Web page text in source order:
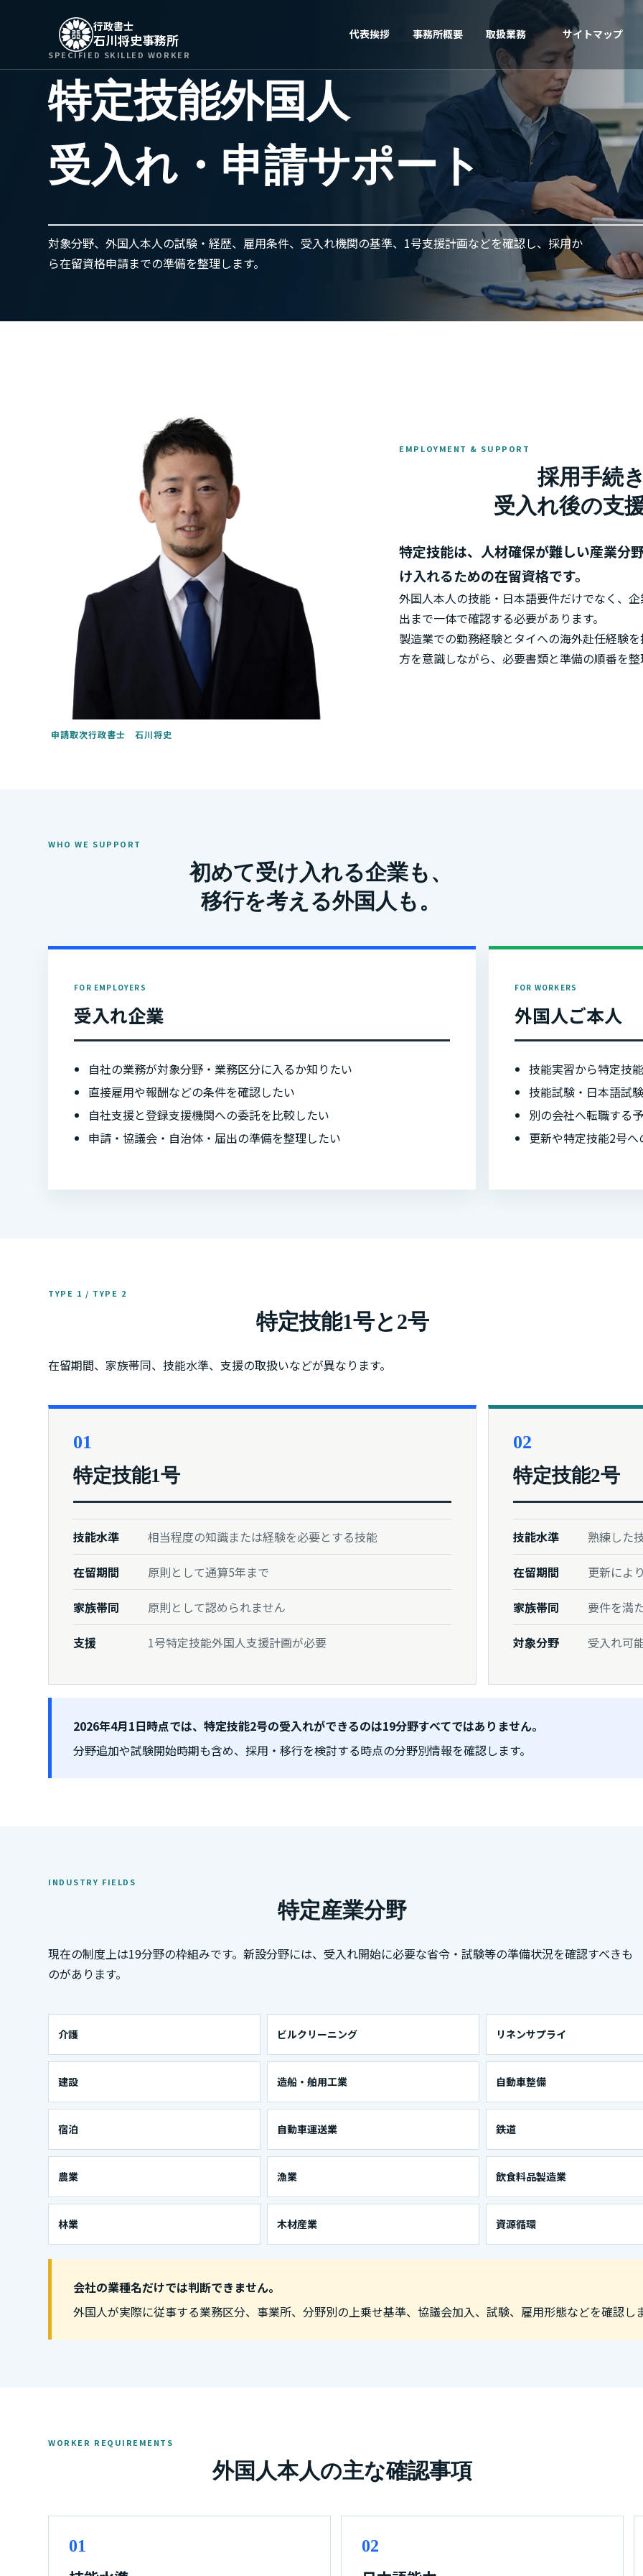
行政書士
石川将史事務所 代表挨拶 事務所概要 取扱業務 サイトマップ
SPECIFIED SKILLED WORKER
特定技能外国人
受入れ・申請サポート
対象分野、外国人本人の試験・経歴、雇用条件、受入れ機関の基準、1号支援計画などを確認し、採用か
ら在留資格申請までの準備を整理します。
申請取次行政書士 石川将史
EMPLOYMENT & SUPPORT
採用手続
受入れ後の支
特定技能は、人材確保が難しい産業分
け入れるための在留資格です。
外国人本人の技能・日本語要件だけでなく、
出まで一体で確認する必要があります。
製造業での勤務経験とタイへの海外赴任経験
方を意識しながら、必要書類と準備の順番を整
WHO WE SUPPORT
初めて受け入れる企業も、
移行を考える外国人も。
FOR EMPLOYERS
受入れ企業
自社の業務が対象分野・業務区分に入るか知りたい
直接雇用や報酬などの条件を確認したい
自社支援と登録支援機関への委託を比較したい
申請・協議会・自治体・届出の準備を整理したい
FOR WORKERS
外国人ご本人
技能実習から特定技
技能試験・日本語試
別の会社へ転職する
更新や特定技能2号
TYPE 1 / TYPE 2
特定技能1号と2号
在留期間、家族帯同、技能水準、支援の取扱いなどが異なります。
01
特定技能1号
技能水準 相当程度の知識または経験を必要とする技能
在留期間 原則として通算5年まで
家族帯同 原則として認められません
支援 1号特定技能外国人支援計画が必要
02
特定技能2号
技能水準 熟練した
在留期間 更新によ
家族帯同 要件を満
対象分野 受入れ可
2026年4月1日時点では、特定技能2号の受入れができるのは19分野すべてではありません。
分野追加や試験開始時期も含め、採用・移行を検討する時点の分野別情報を確認します。
INDUSTRY FIELDS
特定産業分野
現在の制度上は19分野の枠組みです。新設分野には、受入れ開始に必要な省令・試験等の準備状況を確認すべきも
のがあります。
介護 ビルクリーニング リネンサプライ
建設 造船・舶用工業 自動車整備
宿泊 自動車運送業 鉄道
農業 漁業 飲食料品製造業
林業 木材産業 資源循環
会社の業種名だけでは判断できません。
外国人が実際に従事する業務区分、事業所、分野別の上乗せ基準、協議会加入、試験、雇用形態などを確認しま
WORKER REQUIREMENTS
外国人本人の主な確認事項
01 02